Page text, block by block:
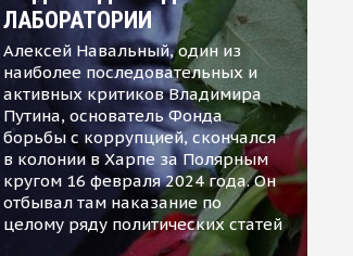
ЛАБОРАТОРИИ
Алексей Навальный, один из
наиболее последовательных и
активных критиков Владимира
Путина, основатель Фонда
борьбы с коррупцией, скончался
в колонии в Харпе за Полярным
кругом 16 февраля 2024 года. Он
отбывал там наказание по
целому ряду политических статей